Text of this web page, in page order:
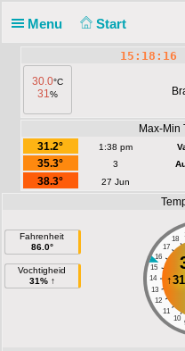
Menu Start
15:18:16
30.0°C
31%
Max-Min
31.2°
1:38 pm
35.3°
3
38.3°
27 Jun
Fahrenheit
86.0°
Vochtigheid
31% ↑
18
17
16
15
14
13
12
11
10
↑